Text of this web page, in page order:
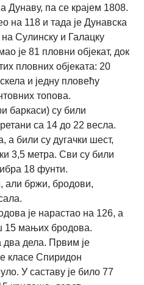
Дунаву, па се крајем 1808.
на 118 и тада је Дунавска
Сулинску и Галацку
је 81 пловни објекат, док
пловних објеката: 20
и једну пловећу
топова.
баркаси) су били
са 14 до 22 весла.
а били су дугачки шест,
3,5 метра. Сви су били
18 фунти.
али бржи, бродови,
је нарастао на 126, а
15 мањих бродова.
дела. Првим је
класе Спиридон
У саставу је било 77